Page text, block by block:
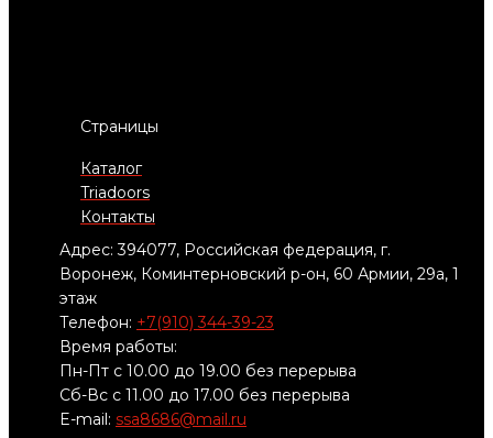
Страницы
Каталог
Triadoors
Контакты
Адрес: 394077, Российская федерация, г.
Воронеж, Коминтерновский р-он, 60 Армии, 29а, 1
этаж
Телефон: +7(910) 344-39-23
Время работы:
Пн-Пт с 10.00 до 19.00 без перерыва
Сб-Вс с 11.00 до 17.00 без перерыва
E-mail: ssa8686@mail.ru